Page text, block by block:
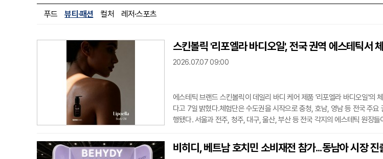
푸드 뷰티·패션 컬처 레저·스포츠
스킨볼릭 '리포엘라 바디오일', 전국 권역 에스테틱서
2026.07.07 09:00
에스테틱 브랜드 스킨볼릭이 데일리 바디 케어 제품 '리포엘라 바디오일'의
다고 7일 밝혔다.체험단은 수도권을 시작으로 충청, 호남, 영남 등 전국 주요
행됐다. 서울과 전주, 청주, 대구, 울산, 부산 등 전국 각지의 에스테틱 원장
약 한 달간 실제 관리 현장과 일상에서 제품을 사용한 뒤 사용감과 향을 중심
산뜻한 사용감과 여름철에도 부담 없이 사용할 수 있다는 평가가 나왔다.스킨
비히디, 베트남 호치민 소비재전 참가...동남아 시장 진